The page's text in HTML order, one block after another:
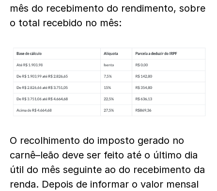
mês do recebimento do rendimento, sobre
o total recebido no mês:
O recolhimento do imposto gerado no
carnê–leão deve ser feito até o último dia
útil do mês seguinte ao do recebimento da
renda. Depois de informar o valor mensal